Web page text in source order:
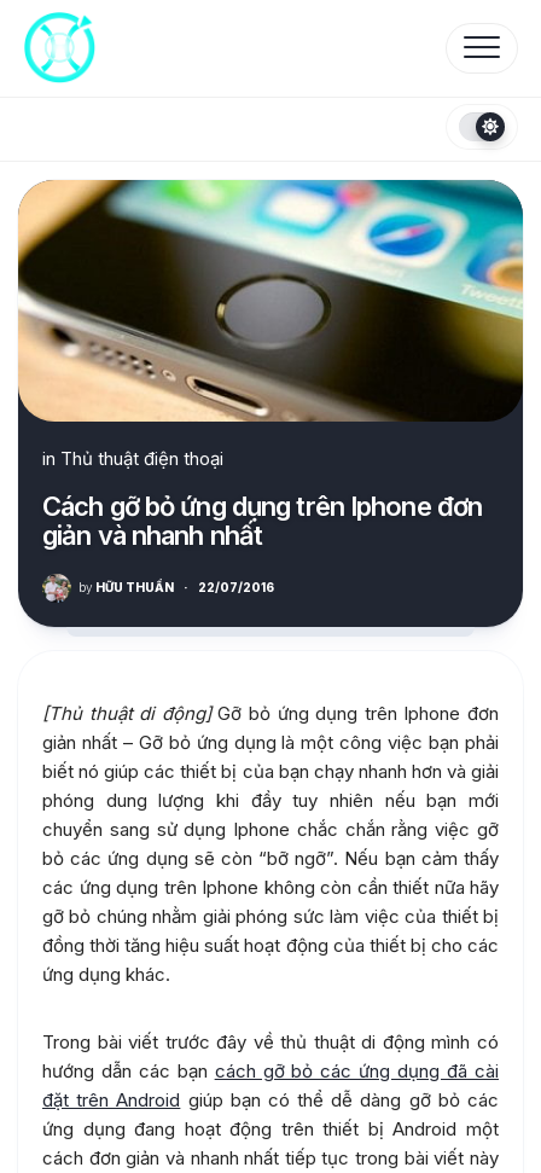
content
in Thủ thuật điện thoại
Cách gỡ bỏ ứng dụng trên Iphone đơn
giản và nhanh nhất
by HỮU THUẦN · 22/07/2016
[Thủ thuật di động]Gỡ bỏ ứng dụng trên Iphone đơn
giản nhất – Gỡ bỏ ứng dụng là một công việc bạn phải
biết nó giúp các thiết bị của bạn chạy nhanh hơn và giải
phóng dung lượng khi đầy tuy nhiên nếu bạn mới
chuyển sang sử dụng Iphone chắc chắn rằng việc gỡ
bỏ các ứng dụng sẽ còn “bỡ ngỡ”. Nếu bạn cảm thấy
các ứng dụng trên Iphone không còn cần thiết nữa hãy
gỡ bỏ chúng nhằm giải phóng sức làm việc của thiết bị
đồng thời tăng hiệu suất hoạt động của thiết bị cho các
ứng dụng khác.
Trong bài viết trước đây về thủ thuật di động mình có
hướng dẫn các bạn cách gỡ bỏ các ứng dụng đã cài
đặt trên Android giúp bạn có thể dễ dàng gỡ bỏ các
ứng dụng đang hoạt động trên thiết bị Android một
cách đơn giản và nhanh nhất tiếp tục trong bài viết này